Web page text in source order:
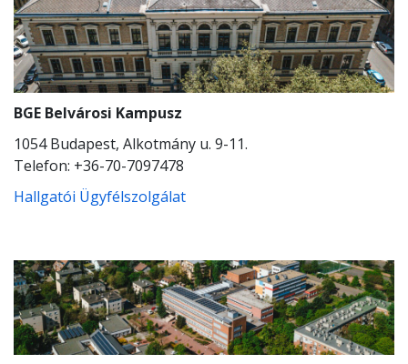
BGE Belvárosi Kampusz
1054 Budapest, Alkotmány u. 9-11.
Telefon: +36-70-7097478
Hallgatói Ügyfélszolgálat